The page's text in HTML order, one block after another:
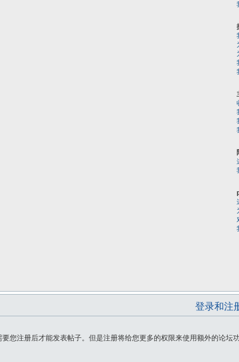
登录和注
您注册后才能发表帖子。但是注册将给您更多的权限来使用额外的论